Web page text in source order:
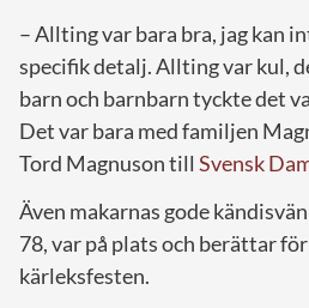
– Allting var bara bra, jag kan
specifik detalj. Allting var kul,
barn och barnbarn tyckte det
Det var bara med familjen
Tord Magnuson till Svensk
Även makarnas gode kändisvän
78, var på plats och berättar
kärleksfesten.